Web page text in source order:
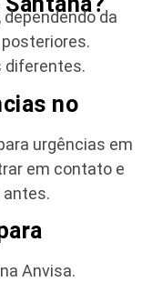
da
diferentes.
no
urgências em
em contato e
antes.
Anvisa.